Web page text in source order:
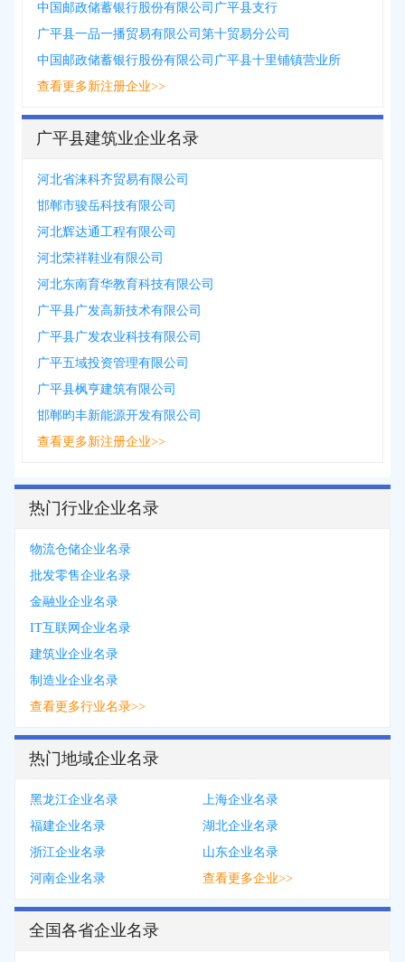
中国邮政储蓄银行股份有限公司广平县支行
广平县一品一播贸易有限公司第十贸易分公司
中国邮政储蓄银行股份有限公司广平县十里铺镇营业所
查看更多新注册企业>>
广平县建筑业企业名录
河北省涞科齐贸易有限公司
邯郸市骏岳科技有限公司
河北辉达通工程有限公司
河北荣祥鞋业有限公司
河北东南育华教育科技有限公司
广平县广发高新技术有限公司
广平县广发农业科技有限公司
广平五域投资管理有限公司
广平县枫亨建筑有限公司
邯郸昀丰新能源开发有限公司
查看更多新注册企业>>
热门行业企业名录
物流仓储企业名录
批发零售企业名录
金融业企业名录
IT互联网企业名录
建筑业企业名录
制造业企业名录
查看更多行业名录>>
热门地域企业名录
黑龙江企业名录
上海企业名录
福建企业名录
湖北企业名录
浙江企业名录
山东企业名录
河南企业名录
查看更多企业>>
全国各省企业名录